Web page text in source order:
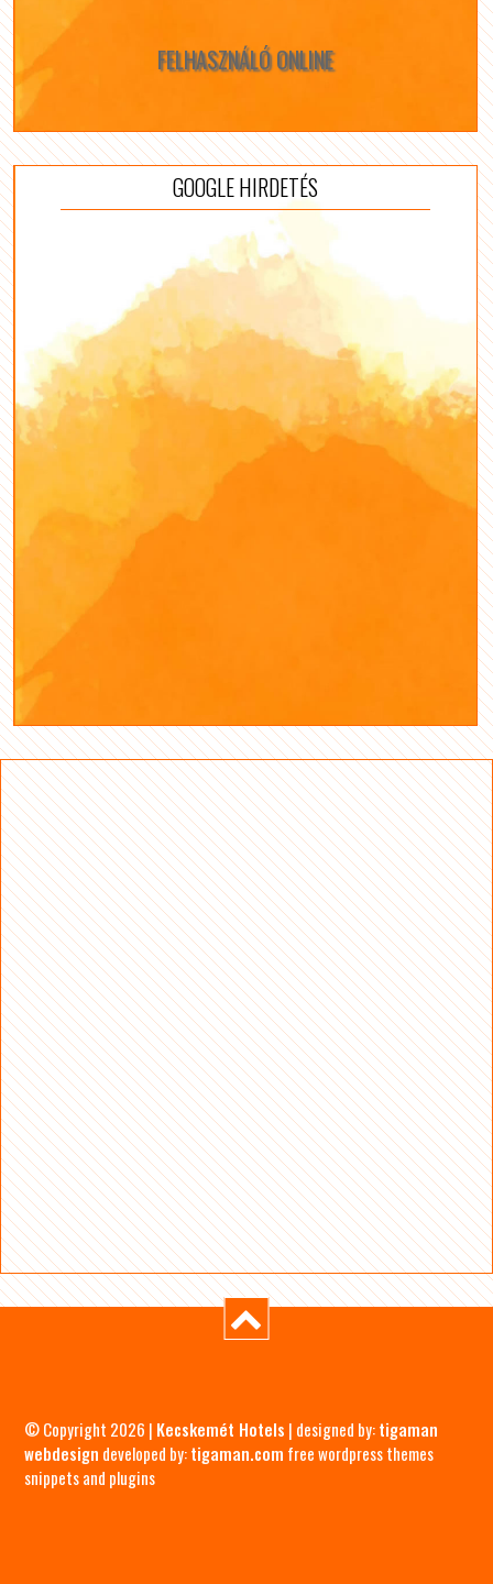
FELHASZNÁLÓ ONLINE
GOOGLE HIRDETÉS
© Copyright 2026 | Kecskemét Hotels | designed by:tigaman
webdesign developed by:tigaman.com free wordpress themes
snippets and plugins